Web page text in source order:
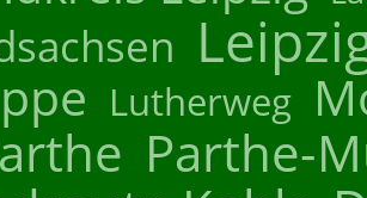
Lutherweg
Parthe-